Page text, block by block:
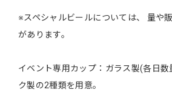
※スペシャルビールについては、 量や
があります。
イベント専用カップ：ガラス製(各日数
ク製の2種類を用意。